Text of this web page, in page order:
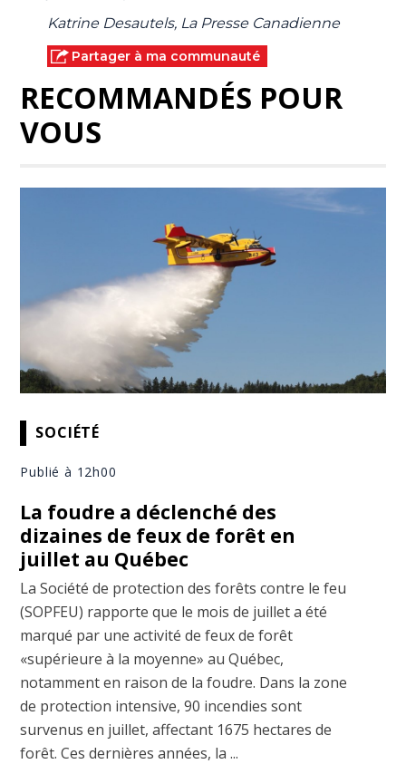
Katrine Desautels, La Presse Canadienne
Partager à ma communauté
RECOMMANDÉS POUR
VOUS
SOCIÉTÉ
Publié à 12h00
La foudre a déclenché des
dizaines de feux de forêt en
juillet au Québec
La Société de protection des forêts contre le feu
(SOPFEU) rapporte que le mois de juillet a été
marqué par une activité de feux de forêt
«supérieure à la moyenne» au Québec,
notamment en raison de la foudre. Dans la zone
de protection intensive, 90 incendies sont
survenus en juillet, affectant 1675 hectares de
forêt. Ces dernières années, la ...